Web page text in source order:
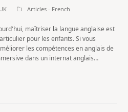
Articles - French
maîtriser la langue anglaise est
pour les enfants. Si vous
les compétences en anglais de
dans un internat anglais…